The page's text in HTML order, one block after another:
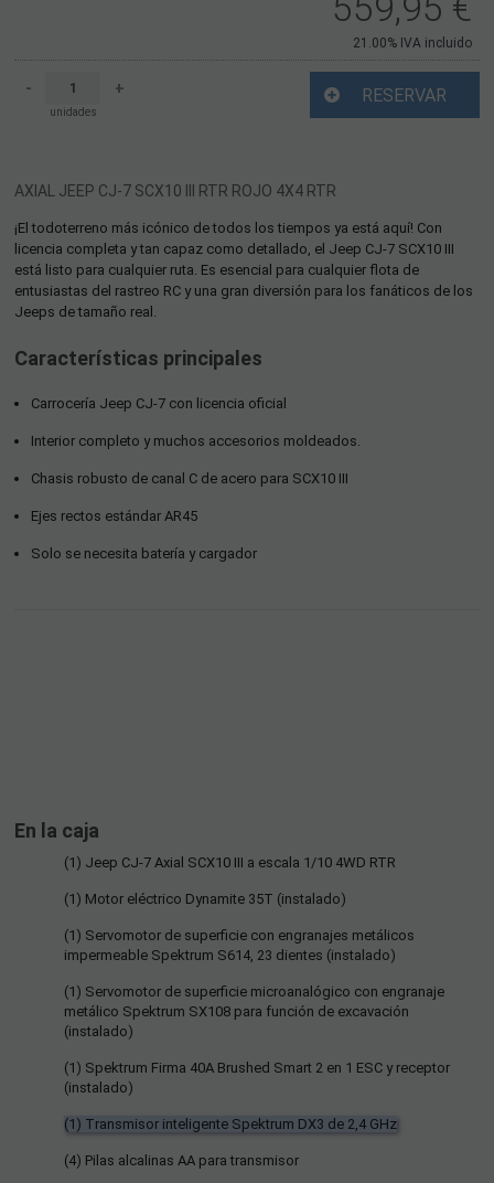
21.00% IVA incluido
-
unidades
+ RESERVAR
AXIAL JEEP CJ-7 SCX10 III RTR ROJO 4X4 RTR
¡El todoterreno más icónico de todos los tiempos ya está aquí! Con
licencia completa y tan capaz como detallado, el Jeep CJ-7 SCX10 III
está listo para cualquier ruta. Es esencial para cualquier flota de
entusiastas del rastreo RC y una gran diversión para los fanáticos de los
Jeeps de tamaño real.
Características principales
Carrocería Jeep CJ-7 con licencia oficial
Interior completo y muchos accesorios moldeados.
Chasis robusto de canal C de acero para SCX10 III
Ejes rectos estándar AR45
Solo se necesita batería y cargador
En la caja
(1) Jeep CJ-7 Axial SCX10 III a escala 1/10 4WD RTR
(1) Motor eléctrico Dynamite 35T (instalado)
(1) Servomotor de superficie con engranajes metálicos
impermeable Spektrum S614, 23 dientes (instalado)
(1) Servomotor de superficie microanalógico con engranaje
metálico Spektrum SX108 para función de excavación
(instalado)
(1) Spektrum Firma 40A Brushed Smart 2 en 1 ESC y receptor
(instalado)
(1) Transmisor inteligente Spektrum DX3 de 2,4 GHz
(4) Pilas alcalinas AA para transmisor